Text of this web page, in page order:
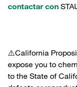
contactar con
⚠️California
expose you to
to the State of